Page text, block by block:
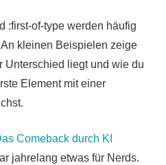
:first-of-type werden häufig
kleinen Beispielen zeige
Unterschied liegt und wie du
Element mit einer
Comeback durch KI
jahrelang etwas für Nerds.